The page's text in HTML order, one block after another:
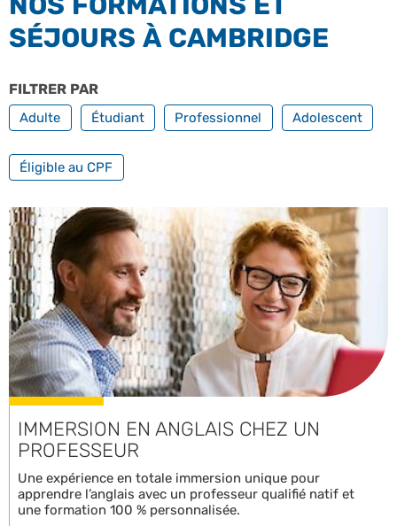
SÉJOURS À CAMBRIDGE
FILTRER PAR
Adulte Étudiant Professionnel Adolescent
Éligible au CPF
IMMERSION EN ANGLAIS CHEZ UN
PROFESSEUR
Une expérience en totale immersion unique pour
apprendre l’anglais avec un professeur qualifié natif et
une formation 100 % personnalisée.